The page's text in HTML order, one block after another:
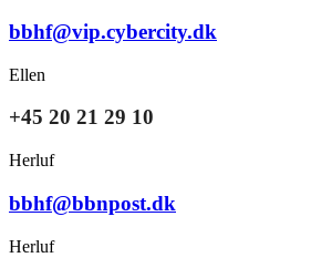
bbhf@vip.cybercity.dk
Ellen
+45 20 21 29 10
Herluf
bbhf@bbnpost.dk
Herluf